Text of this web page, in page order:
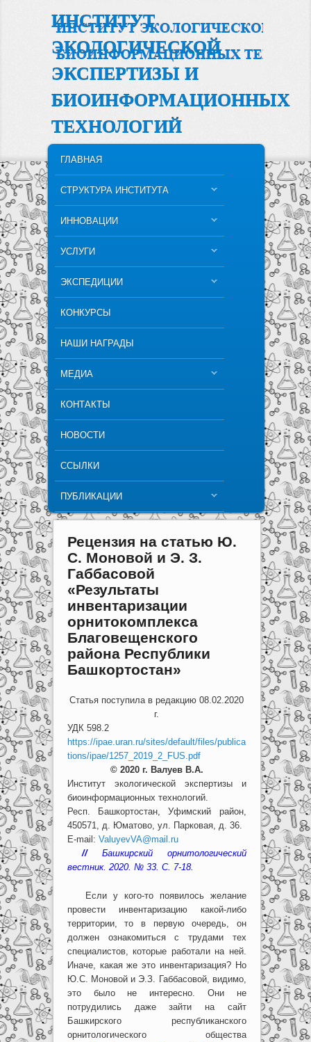
ИНСТИТУТ
ЭКОЛОГИЧЕСКОЙ
ЭКСПЕРТИЗЫ И
БИОИНФОРМАЦИОННЫХ
ТЕХНОЛОГИЙ
SKIP TO PRIMARY CONTENT
SKIP TO SECONDARY CONTENT
ГЛАВНАЯ
СТРУКТУРА ИНСТИТУТА
ИННОВАЦИИ
УСЛУГИ
ЭКСПЕДИЦИИ
КОНКУРСЫ
НАШИ НАГРАДЫ
МЕДИА
КОНТАКТЫ
НОВОСТИ
ССЫЛКИ
ПУБЛИКАЦИИ
Рецензия на статью Ю.
С. Моновой и Э. З.
Габбасовой
«Результаты
инвентаризации
орнитокомплекса
Благовещенского
района Республики
Башкортостан»
Статья поступила в редакцию 08.02.2020
г.
УДК 598.2
https://ipae.uran.ru/sites/default/files/publica
tions/ipae/1257_2019_2_FUS.pdf
© 2020 г. Валуев В.А.
Институт экологической экспертизы и
биоинформационных технологий.
Респ. Башкортостан, Уфимский район,
450571, д. Юматово, ул. Парковая, д. 36.
E-mail: ValuyevVA@mail.ru
// Башкирский орнитологический
вестник. 2020. № 33. С. 7-18.
Если у кого-то появилось желание
провести инвентаризацию какой-либо
территории, то в первую очередь, он
должен ознакомиться с трудами тех
специалистов, которые работали на ней.
Иначе, какая же это инвентаризация? Но
Ю.С. Моновой и Э.З. Габбасовой, видимо,
это было не интересно. Они не
потрудились даже зайти на сайт
Башкирского республиканского
орнитологического общества